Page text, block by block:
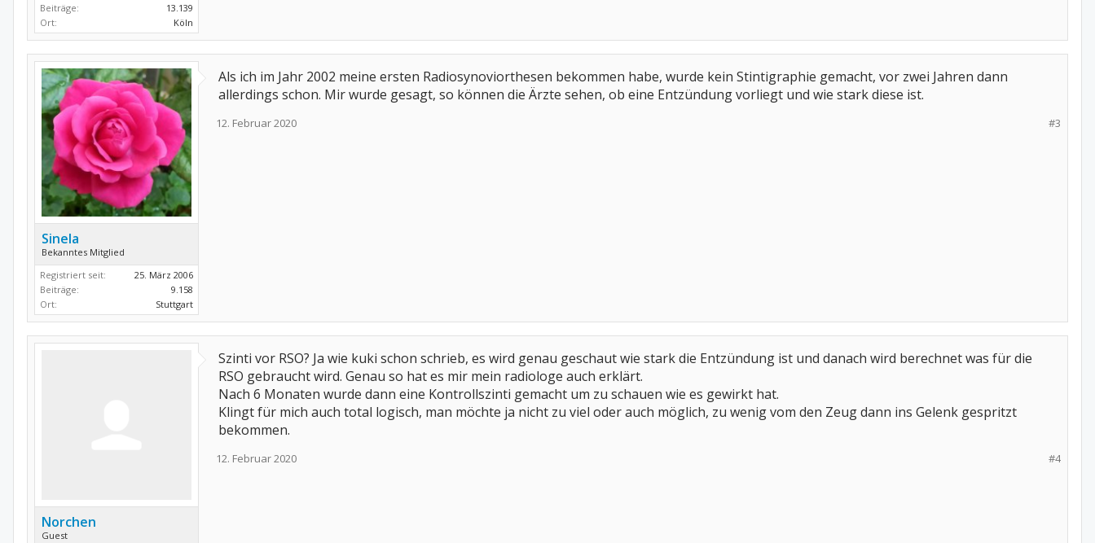
Beiträge:
13.139
Ort:
Köln
Sinela
Bekanntes Mitglied
Registriert seit:
25. März 2006
Beiträge:
9.158
Ort:
Stuttgart
Als ich im Jahr 2002 meine ersten Radiosynoviorthesen bekommen habe, wurde kein Stintigraphie gemacht, vor zwei Jahren dann
allerdings schon. Mir wurde gesagt, so können die Ärzte sehen, ob eine Entzündung vorliegt und wie stark diese ist.
#3
12. Februar 2020
Norchen
Guest
Szinti vor RSO? Ja wie kuki schon schrieb, es wird genau geschaut wie stark die Entzündung ist und danach wird berechnet was für die
RSO gebraucht wird. Genau so hat es mir mein radiologe auch erklärt.
Nach 6 Monaten wurde dann eine Kontrollszinti gemacht um zu schauen wie es gewirkt hat.
Klingt für mich auch total logisch, man möchte ja nicht zu viel oder auch möglich, zu wenig vom den Zeug dann ins Gelenk gespritzt
bekommen.
#4
12. Februar 2020